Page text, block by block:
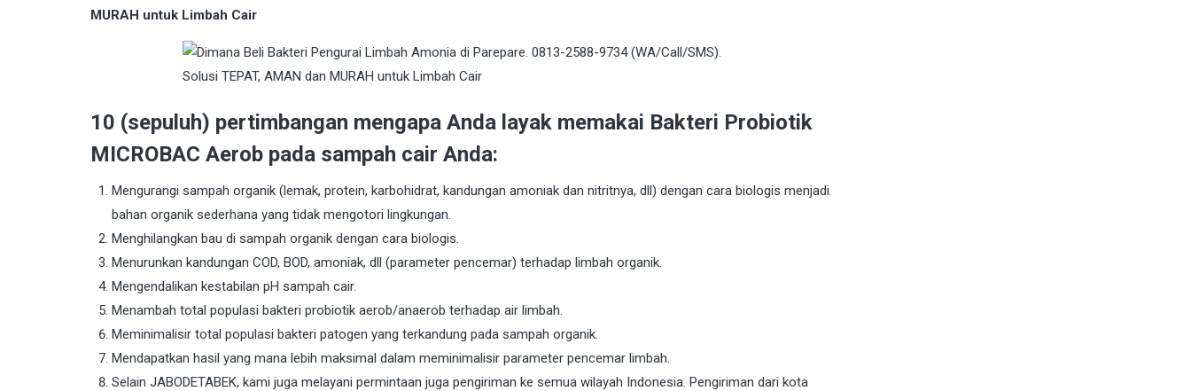
MURAH untuk Limbah Cair
10 (sepuluh) pertimbangan mengapa Anda layak memakai Bakteri Probiotik
MICROBAC Aerob pada sampah cair Anda:
Mengurangi sampah organik (lemak, protein, karbohidrat, kandungan amoniak dan nitritnya, dll) dengan cara biologis menjadi
bahan organik sederhana yang tidak mengotori lingkungan.
Menghilangkan bau di sampah organik dengan cara biologis.
Menurunkan kandungan COD, BOD, amoniak, dll (parameter pencemar) terhadap limbah organik.
Mengendalikan kestabilan pH sampah cair.
Menambah total populasi bakteri probiotik aerob/anaerob terhadap air limbah.
Meminimalisir total populasi bakteri patogen yang terkandung pada sampah organik.
Mendapatkan hasil yang mana lebih maksimal dalam meminimalisir parameter pencemar limbah.
Selain JABODETABEK, kami juga melayani permintaan juga pengiriman ke semua wilayah Indonesia. Pengiriman dari kota